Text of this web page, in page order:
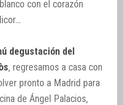
con el corazón
degustación del
, regresamos a casa con
pronto a Madrid para
de Ángel Palacios,